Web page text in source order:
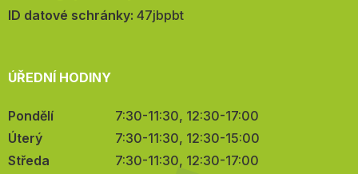
mail:
ID datové schránky: 47jbpbt
ÚŘEDNÍ HODINY
Pondělí
7:30-11:30, 12:30-17:00
Úterý
7:30-11:30, 12:30-15:00
Středa
7:30-11:30, 12:30-17:00